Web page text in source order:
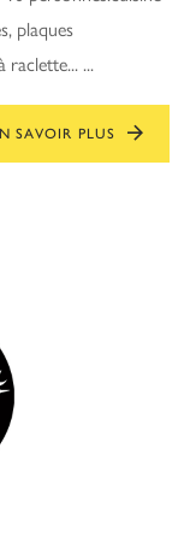
plaques
raclette... ...
SAVOIR PLUS